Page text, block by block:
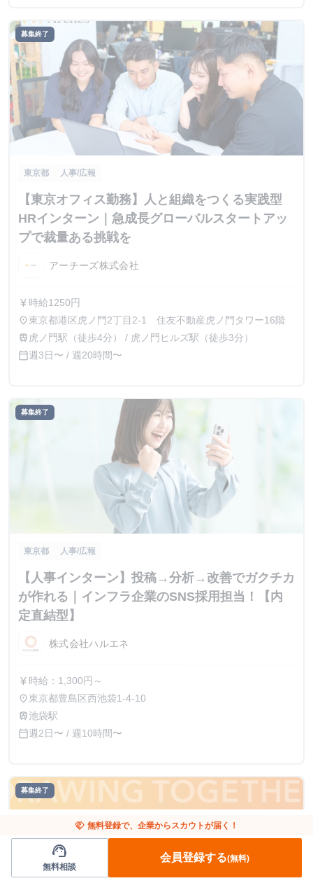
募集終了
東京都 人事/広報
【東京オフィス勤務】人と組織をつくる実践型
HRインターン｜急成長グローバルスタートアッ
プで裁量ある挑戦を
アーチーズ株式会社
currency_yen 時給1250円
place東京都港区虎ノ門2丁目2-1 住友不動産虎ノ門タワー16階
train 虎ノ門駅（徒歩4分） / 虎ノ門ヒルズ駅（徒歩3分）
calendar_today週3日〜 / 週20時間〜
募集終了
東京都 人事/広報
【人事インターン】投稿→分析→改善でガクチカ
が作れる｜インフラ企業のSNS採用担当！【内
定直結型】
株式会社ハルエネ
currency_yen 時給：1,300円～
place東京都豊島区西池袋1-4-10
train池袋駅
calendar_today週2日〜 / 週10時間〜
募集終了
handshake 無料登録で、企業からスカウトが届く！
support_agent
無料相談
会員登録する(無料)